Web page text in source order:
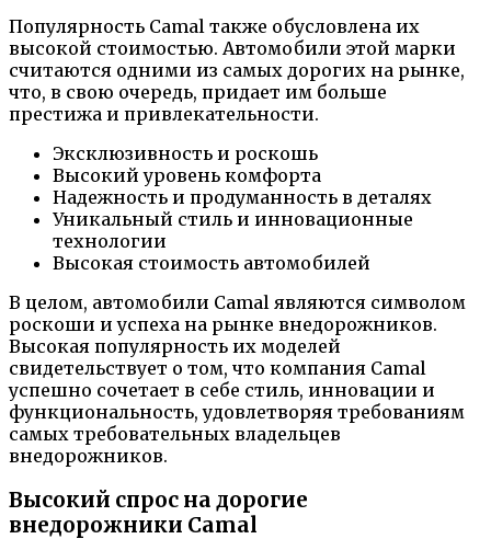
Популярность Camal также обусловлена их
высокой стоимостью. Автомобили этой марки
считаются одними из самых дорогих на рынке,
что, в свою очередь, придает им больше
престижа и привлекательности.
Эксклюзивность и роскошь
Высокий уровень комфорта
Надежность и продуманность в деталях
Уникальный стиль и инновационные
технологии
Высокая стоимость автомобилей
В целом, автомобили Camal являются символом
роскоши и успеха на рынке внедорожников.
Высокая популярность их моделей
свидетельствует о том, что компания Camal
успешно сочетает в себе стиль, инновации и
функциональность, удовлетворяя требованиям
самых требовательных владельцев
внедорожников.
Высокий спрос на дорогие
внедорожники Camal